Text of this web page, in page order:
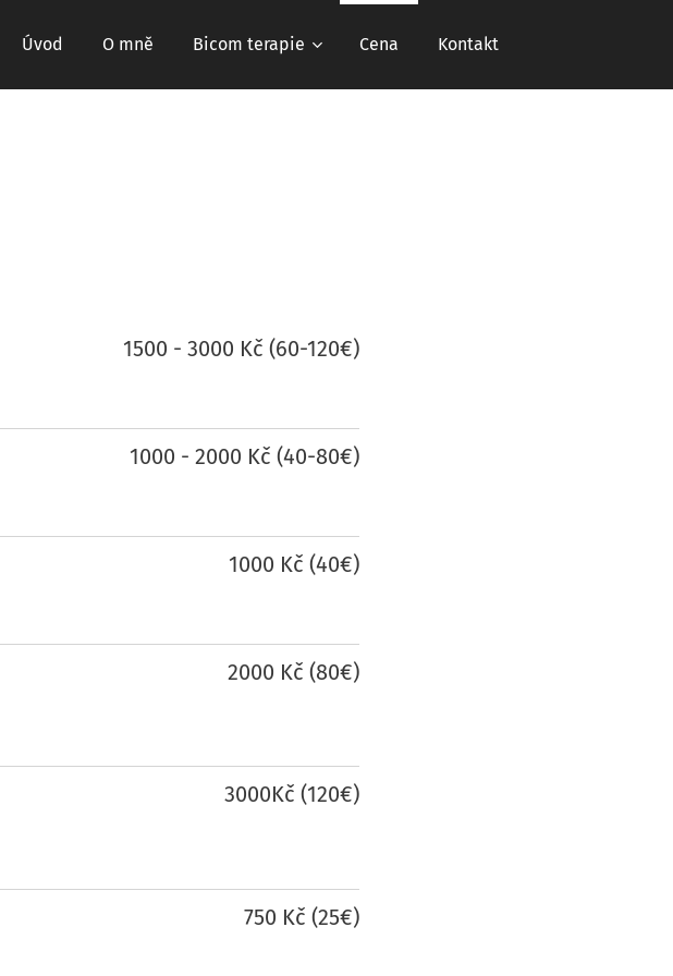
Úvod O mně Bicom terapie Cena Kontakt
1500 - 3000 Kč (60-120€)
1000 - 2000 Kč (40-80€)
1000 Kč (40€)
2000 Kč (80€)
3000Kč (120€)
750 Kč (25€)